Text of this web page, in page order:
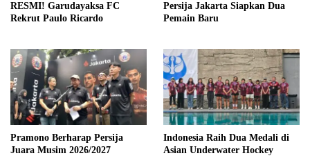
RESMI! Garudayaksa FC
Rekrut Paulo Ricardo
Persija Jakarta Siapkan Dua
Pemain Baru
Pramono Berharap Persija
Juara Musim 2026/2027
Indonesia Raih Dua Medali di
Asian Underwater Hockey